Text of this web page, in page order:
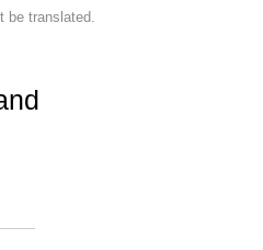
be translated.